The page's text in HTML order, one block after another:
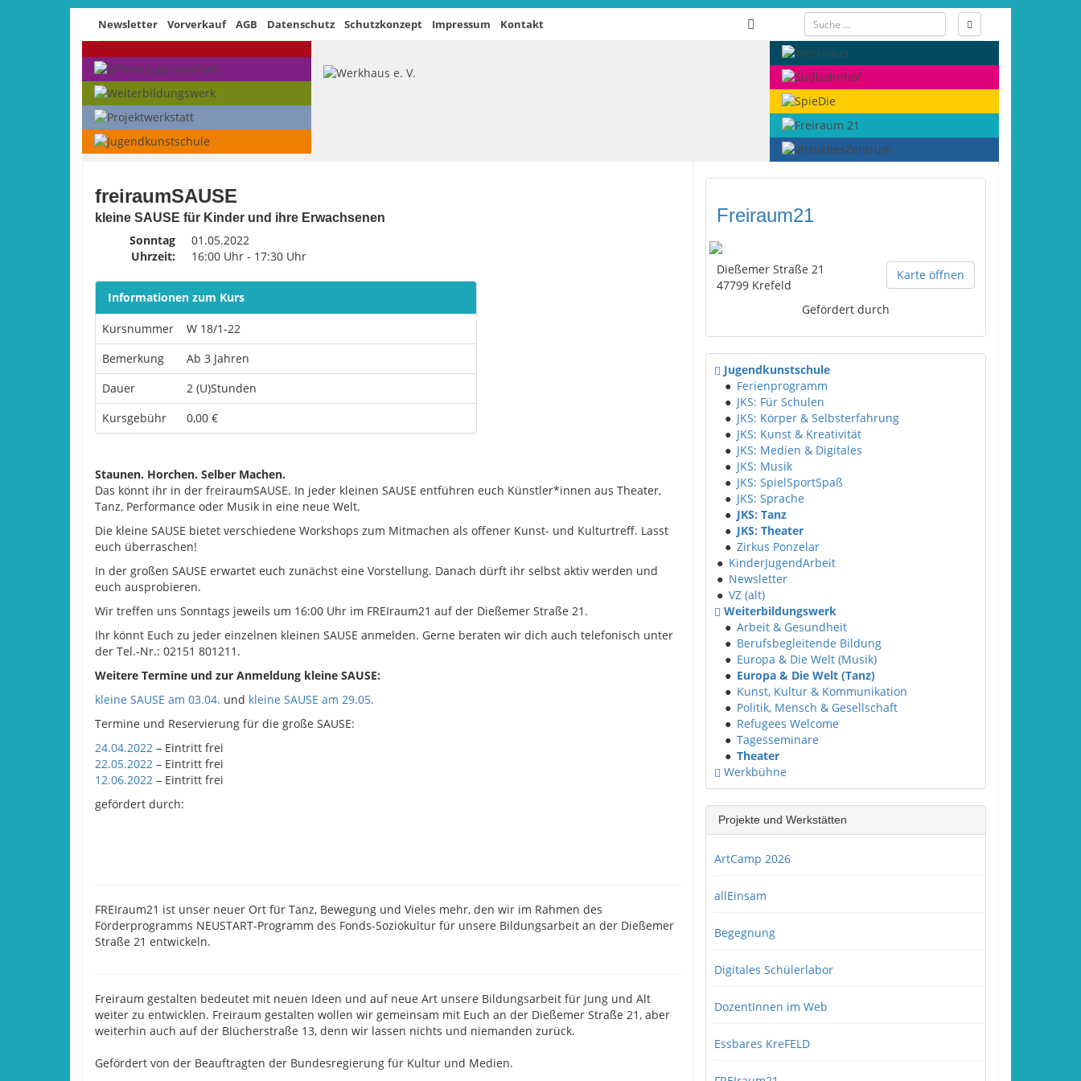
Newsletter Vorverkauf AGB Datenschutz Schutzkonzept Impressum Kontakt
freiraumSAUSE
kleine SAUSE für Kinder und ihre Erwachsenen
Sonntag
01.05.2022
Uhrzeit:
16:00 Uhr - 17:30 Uhr
Informationen zum Kurs
Kursnummer
W 18/1-22
Bemerkung
Ab 3 Jahren
Dauer
2 (U)Stunden
Kursgebühr
0,00 €
Staunen. Horchen. Selber Machen.
Das könnt ihr in der freiraumSAUSE. In jeder kleinen SAUSE entführen euch Künstler*innen aus Theater,
Tanz, Performance oder Musik in eine neue Welt.
Die kleine SAUSE bietet verschiedene Workshops zum Mitmachen als offener Kunst- und Kulturtreff. Lasst
euch überraschen!
In der großen SAUSE erwartet euch zunächst eine Vorstellung. Danach dürft ihr selbst aktiv werden und
euch ausprobieren.
Wir treffen uns Sonntags jeweils um 16:00 Uhr im FREIraum21 auf der Dießemer Straße 21.
Ihr könnt Euch zu jeder einzelnen kleinen SAUSE anmelden. Gerne beraten wir dich auch telefonisch unter
der Tel.-Nr.: 02151 801211.
Weitere Termine und zur Anmeldung kleine SAUSE:
kleine SAUSE am 03.04. und kleine SAUSE am 29.05.
Termine und Reservierung für die große SAUSE:
24.04.2022 – Eintritt frei
22.05.2022 – Eintritt frei
12.06.2022 – Eintritt frei
gefördert durch:
FREIraum21 ist unser neuer Ort für Tanz, Bewegung und Vieles mehr, den wir im Rahmen des
Förderprogramms NEUSTART-Programm des Fonds-Soziokultur für unsere Bildungsarbeit an der Dießemer
Straße 21 entwickeln.
Freiraum gestalten bedeutet mit neuen Ideen und auf neue Art unsere Bildungsarbeit für Jung und Alt
weiter zu entwicklen. Freiraum gestalten wollen wir gemeinsam mit Euch an der Dießemer Straße 21, aber
weiterhin auch auf der Blücherstraße 13, denn wir lassen nichts und niemanden zurück.
Gefördert von der Beauftragten der Bundesregierung für Kultur und Medien.
Freiraum21
Karte öffnen
Dießemer Straße 21
47799 Krefeld
Gefördert durch
Jugendkunstschule
● Ferienprogramm
● JKS: Für Schulen
● JKS: Körper & Selbsterfahrung
● JKS: Kunst & Kreativität
● JKS: Medien & Digitales
● JKS: Musik
● JKS: SpielSportSpaß
● JKS: Sprache
● JKS: Tanz
● JKS: Theater
● Zirkus Ponzelar
● KinderJugendArbeit
● Newsletter
● VZ (alt)
Weiterbildungswerk
● Arbeit & Gesundheit
● Berufsbegleitende Bildung
● Europa & Die Welt (Musik)
● Europa & Die Welt (Tanz)
● Kunst, Kultur & Kommunikation
● Politik, Mensch & Gesellschaft
● Refugees Welcome
● Tagesseminare
● Theater
Werkbühne
Projekte und Werkstätten
ArtCamp 2026
allEinsam
Begegnung
Digitales Schülerlabor
DozentInnen im Web
Essbares KreFELD